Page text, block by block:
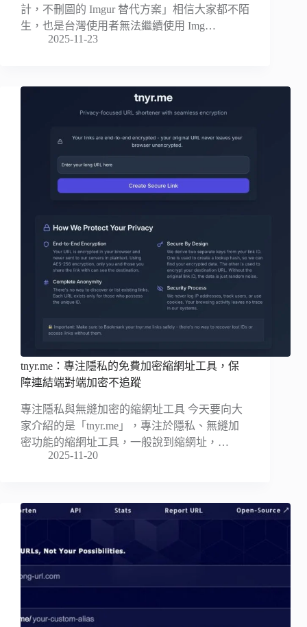
計，不刪圖的 Imgur 替代方案」相信大家都不陌
生，也是台灣使用者無法繼續使用 Img…
2025-11-23
tnyr.me：專注隱私的免費加密縮網址工具，保
障連結端對端加密不追蹤
專注隱私與無縫加密的縮網址工具 今天要向大
家介紹的是「tnyr.me」，專注於隱私、無縫加
密功能的縮網址工具，一般說到縮網址，…
2025-11-20